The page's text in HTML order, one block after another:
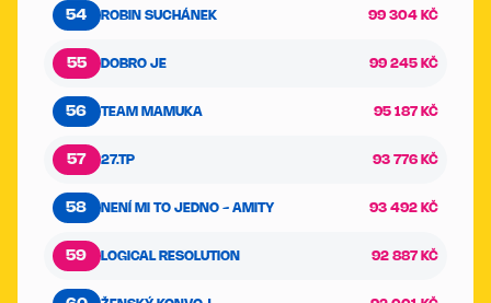
54 ROBIN SUCHÁNEK 99 304 KČ
55 DOBRO JE 99 245 KČ
56 TEAM MAMUKA 95 187 KČ
57 27.TP 93 776 KČ
58 NENÍ MI TO JEDNO - AMITY 93 492 KČ
59 LOGICAL RESOLUTION 92 887 KČ